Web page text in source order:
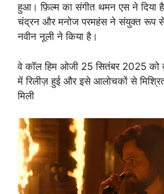
हुआ। फ़िल्म का संगीत थमन एस ने दिया
चंद्रन और मनोज परमहंस ने संयुक्त रूप
नवीन नूली ने किया है।
वे कॉल हिम ओजी 25 सितंबर 2025 को
में रिलीज़ हुई और इसे आलोचकों से
मिली